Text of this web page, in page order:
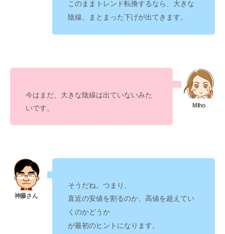
このまま トレンド転換するなら、大きな
陰線、まとまった下げが出てきます。
今はまだ、大きな陰線は出ていないみた
いです。
そうだね。つまり、
直近の安値を割るのか、高値を超えてい
くのかどうか
が最初のヒントになります。